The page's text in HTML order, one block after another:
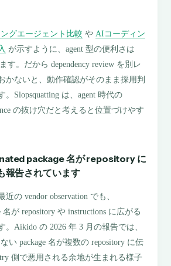
グエージェント比較 やAIコーディン
が示すように、agent 型の便利さは
す。だから dependency review を別レ
かないと、動作確認がそのまま採用判
。Slopsquatting は、agent 時代の
の抜け穴だと考えると位置づけやす
package 名が repository に
報告されています
の vendor observation でも、
名が repository や instructions に広がる
。Aikido の 2026 年 3 月の報告では、
い package 名が複数の repository に伝
側で悪用される余地が生まれる様子